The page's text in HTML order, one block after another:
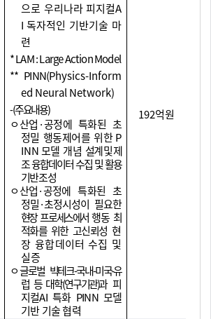
으로 우리나라 피지컬A
I독자적인 기반기술 마
련
* LAM : Large Action Model
** PINN(Physics-Inform
ed Neural Network)
⁃(주요내용)
ㅇ산업 ·공정에 특화된 초
정밀 행동제어를 위한 P
INN모델 개념 설계 및 제
조 융합데이터 수집및 활용
기반조성
ㅇ산업·공정에 특화된초
정밀·초정시성이 필요한
현장 프로세스에서행동 최
적화를 위한 고신뢰성 현
장 융합데이터 수집 및
실증
ㅇ글로벌 빅테크-국내-미국-유
럽 등 대학(연구기관)과 피
지컬AI 특화 PINN 모델
기반 기술협력
192억원